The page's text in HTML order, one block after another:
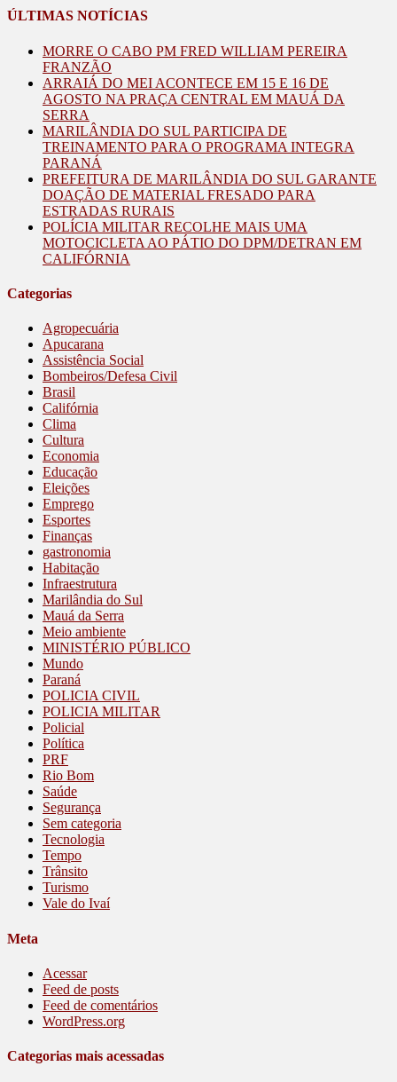
ÚLTIMAS NOTÍCIAS
MORRE O CABO PM FRED WILLIAM PEREIRA
FRANZÃO
ARRAIÁ DO MEI ACONTECE EM 15 E 16 DE
AGOSTO NA PRAÇA CENTRAL EM MAUÁ DA
SERRA
MARILÂNDIA DO SUL PARTICIPA DE
TREINAMENTO PARA O PROGRAMA INTEGRA
PARANÁ
PREFEITURA DE MARILÂNDIA DO SUL GARANTE
DOAÇÃO DE MATERIAL FRESADO PARA
ESTRADAS RURAIS
POLÍCIA MILITAR RECOLHE MAIS UMA
MOTOCICLETA AO PÁTIO DO DPM/DETRAN EM
CALIFÓRNIA
Categorias
Agropecuária
Apucarana
Assistência Social
Bombeiros/Defesa Civil
Brasil
Califórnia
Clima
Cultura
Economia
Educação
Eleições
Emprego
Esportes
Finanças
gastronomia
Habitação
Infraestrutura
Marilândia do Sul
Mauá da Serra
Meio ambiente
MINISTÉRIO PÚBLICO
Mundo
Paraná
POLICIA CIVIL
POLICIA MILITAR
Policial
Política
PRF
Rio Bom
Saúde
Segurança
Sem categoria
Tecnologia
Tempo
Trânsito
Turismo
Vale do Ivaí
Meta
Acessar
Feed de posts
Feed de comentários
WordPress.org
Categorias mais acessadas